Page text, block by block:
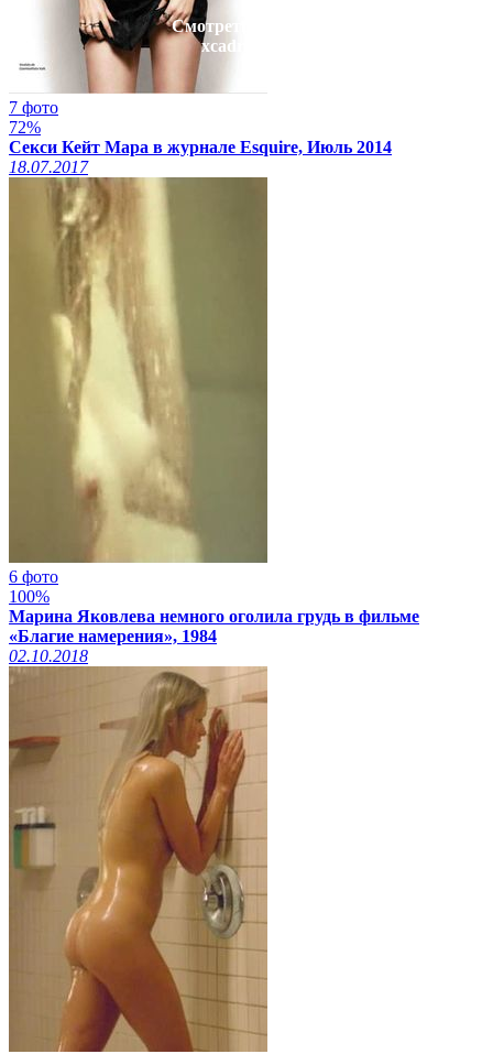
Смотреть видео на
xcadr.online
7 фото
72%
Секси Кейт Мара в журнале Esquire, Июль 2014
18.07.2017
6 фото
100%
Марина Яковлева немного оголила грудь в фильме
«Благие намерения», 1984
02.10.2018